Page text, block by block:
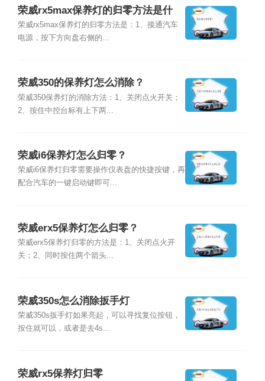
荣威rx5max保养灯的归零方法是什
么？
荣威rx5max保养灯的归零方法是：1、接通汽车
电源，按下方向盘右侧的...
荣威350的保养灯怎么消除？
荣威350保养灯的消除方法：1、关闭点火开关；
2、按住中控台标有上下两...
荣威i6保养灯怎么归零？
荣威i6保养灯归零需要操作仪表盘的快捷按键，再
配合汽车的一键启动键即可...
荣威erx5保养灯怎么归零？
荣威erx5保养灯归零的方法是：1、关闭点火开
关；2、同时按住两个箭头...
荣威350s怎么消除扳手灯
荣威350s扳手灯如果亮起，可以寻找复位按钮，
按住就可以，或者是去4s...
荣威rx5保养灯归零